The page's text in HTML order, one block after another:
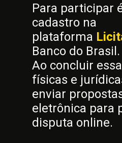
Para participar
cadastro na
plataforma
Banco do Brasil.
Ao concluir
físicas e
enviar
eletrônica para
disputa online.